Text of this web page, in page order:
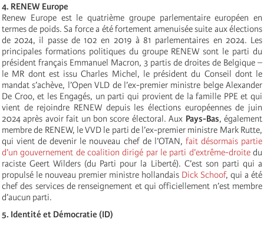
4. RENEW Europe
Renew Europe est le quatrième groupe parlementaire européen en
termes de poids. Sa force a été fortement amenuisée suite aux élections
de 2024, il passe de 102 en 2019 à 81 parlementaires en 2024. Les
principales formations politiques du groupe RENEW sont le parti du
président français Emmanuel Macron, 3 partis de droites de Belgique –
le MR dont est issu Charles Michel, le président du Conseil dont le
mandat s’achève, l’Open VLD de l’ex-premier ministre belge Alexander
De Croo, et les Engagés, un parti qui provient de la famille PPE et qui
vient de rejoindre RENEW depuis les élections européennes de juin
2024 après avoir fait un bon score électoral. Aux Pays-Bas, également
membre de RENEW, le VVD le parti de l’ex-premier ministre Mark Rutte,
qui vient de devenir le nouveau chef de l’OTAN, fait désormais partie
d’un gouvernement de coalition dirigé par le parti d’extrême-droitedu
raciste Geert Wilders (du Parti pour la Liberté). C’est son parti qui a
propulsé le nouveau premier ministre hollandais Dick Schoof, qui a été
chef des services de renseignement et qui officiellement n’est membre
d’aucun parti.
5. Identité et Démocratie (ID)